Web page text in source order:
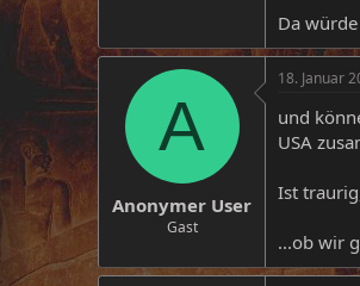
Da
A
Anonymer User
Gast
18. Januar
und
USA
Ist
...ob wir